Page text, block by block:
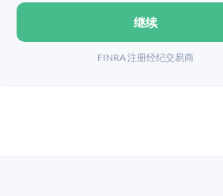
继续
FINRA 注册经纪交易商